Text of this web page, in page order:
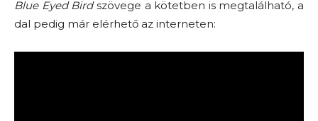
Blue Eyed Birdszövege a kötetben is megtalálható, a
dal pedig már elérhető az interneten: